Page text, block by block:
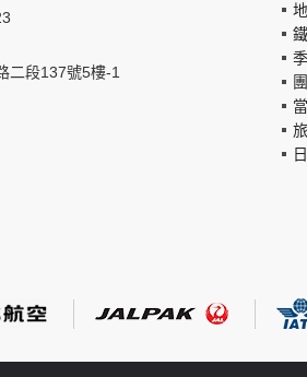
二段137號5樓-1